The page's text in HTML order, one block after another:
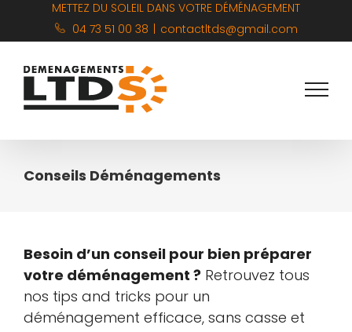
METTEZ DU SOLEIL DANS VOTRE DÉMÉNAGEMENT
04 73 51 00 38
contactltds@gmail.com
Conseils Déménagements
Besoin d’un conseil pour bien préparer
votre déménagement ? Retrouvez tous
nos tips and tricks pour un
déménagement efficace, sans casse et